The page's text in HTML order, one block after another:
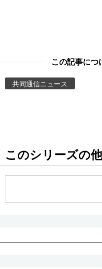
People
この記事につ
共同通信ニュース
このシリーズの